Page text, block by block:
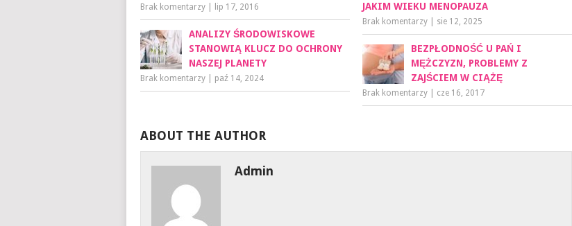
Brak komentarzy lip 17, 2016
JAKIM WIEKU MENOPAUZA
Brak komentarzy sie 12, 2025
ANALIZY ŚRODOWISKOWE
STANOWIĄ KLUCZ DO OCHRONY
NASZEJ PLANETY
Brak komentarzy paź 14, 2024
BEZPŁODNOŚĆ U PAŃ I
MĘŻCZYZN, PROBLEMY Z
ZAJŚCIEM W CIĄŻĘ
Brak komentarzy cze 16, 2017
ABOUT THE AUTHOR
Admin